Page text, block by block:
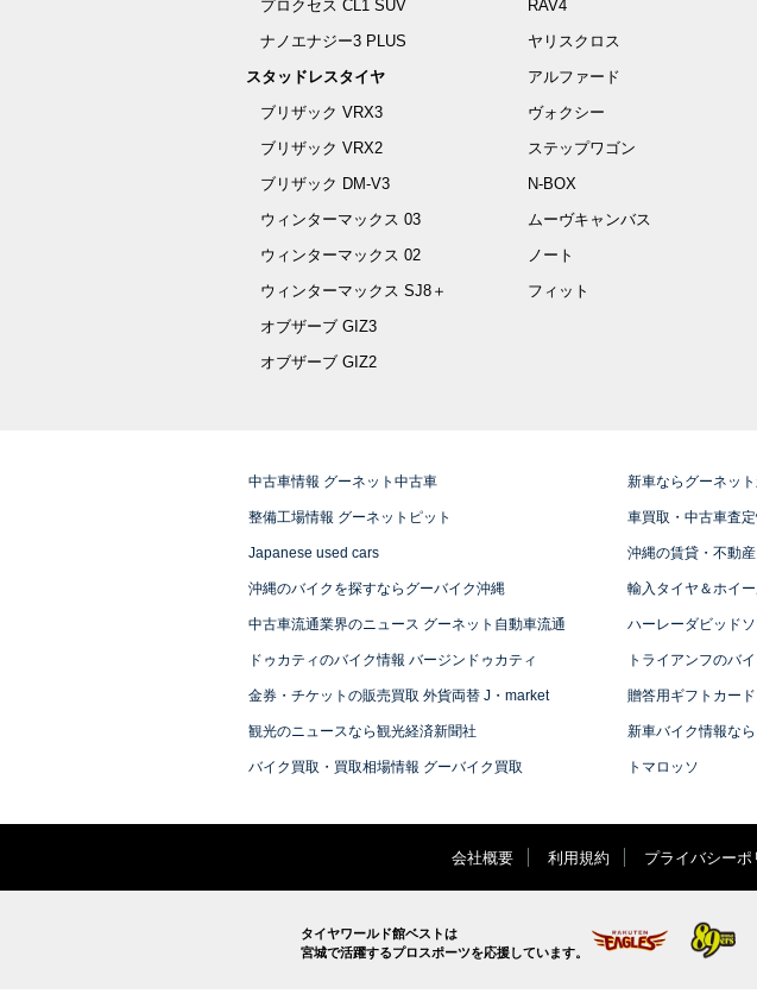
プロクセス CL1 SUV
ナノエナジー3 PLUS
スタッドレスタイヤ
ブリザック VRX3
ブリザック VRX2
ブリザック DM-V3
ウィンターマックス 03
ウィンターマックス 02
ウィンターマックス SJ8＋
オブザーブ GIZ3
オブザーブ GIZ2
RAV4
ヤリスクロス
アルファード
ヴォクシー
ステップワゴン
N-BOX
ムーヴキャンバス
ノート
フィット
中古車情報 グーネット中古車 新車ならグーネッ
整備工場情報 グーネットピット 車買取・中古車査
Japanese used cars 沖縄の賃貸・不動
沖縄のバイクを探すならグーバイク沖縄 輸入タイヤ＆ホイ
中古車流通業界のニュース グーネット自動車流通 ハーレーダビッド
ドゥカティのバイク情報 バージンドゥカティ トライアンフのバ
金券・チケットの販売買取 外貨両替 J・market 贈答用ギフトカー
観光のニュースなら観光経済新聞社 新車バイク情報な
バイク買取・買取相場情報 グーバイク買取 トマロッソ
会社概要 利用規約 プライバシーポ
タイヤワールド館ベストは
宮城で活躍するプロスポーツを応援しています。